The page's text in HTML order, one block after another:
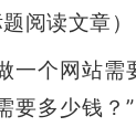
题阅读文章）
一个网站需
要多少钱？